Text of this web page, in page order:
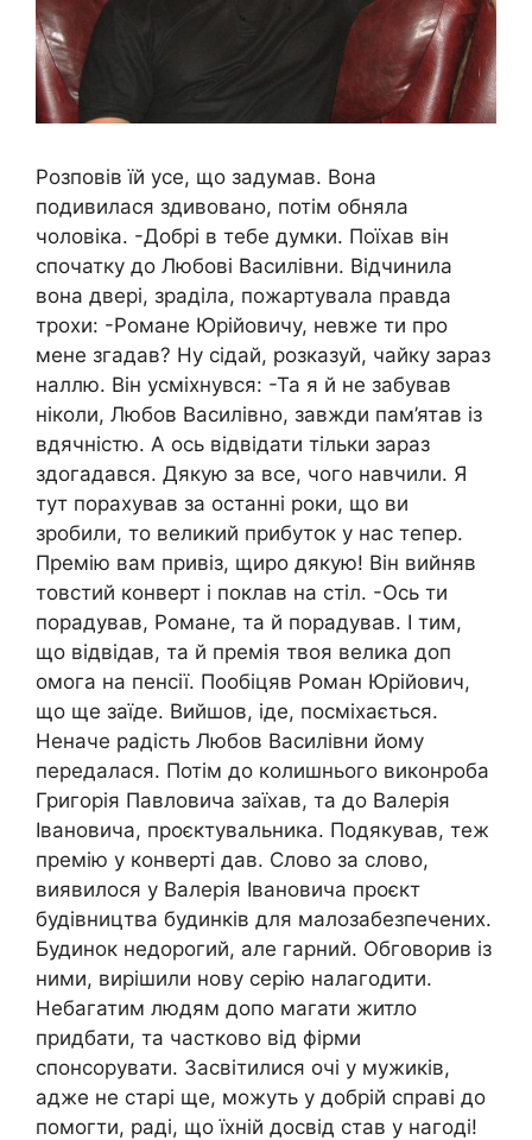
Розповів їй усе, що задумав. Вона
подивилася здивовано, потім обняла
чоловіка. -Добрі в тебе думки. Поїхав він
спочатку до Любові Василівни. Відчинила
вона двері, зраділа, пожартувала правда
трохи: -Романе Юрійовичу, невже ти про
мене згадав? Ну сідай, розказуй, ​​чайку зараз
наллю. Він усміхнувся: -Та я й не забував
ніколи, Любов Василівно, завжди пам’ятав із
вдячністю. А ось відвідати тільки зараз
здогадався. Дякую за все, чого навчили. Я
тут порахував за останні роки, що ви
зробили, то великий прибуток у нас тепер.
Премію вам привіз, щиро дякую! Він вийняв
товстий конверт і поклав на стіл. -Ось ти
порадував, Романе, та й порадував. І тим,
що відвідав, та й премія твоя велика доп
омога на пенсії. Пообіцяв Роман Юрійович,
що ще заїде. Вийшов, іде, посміхається.
Неначе радість Любов Василівни йому
передалася. Потім до колишнього виконроба
Григорія Павловича заїхав, та до Валерія
Івановича, проєктувальника. Подякував, теж
премію у конверті дав. Слово за слово,
виявилося у Валерія Івановича проєкт
будівництва будинків для малозабезпечених.
Будинок недорогий, але гарний. Обговорив із
ними, вирішили нову серію налагодити.
Небагатим людям допо магати житло
придбати, та частково від фірми
спонсорувати. Засвітилися очі у мужиків,
адже не старі ще, можуть у добрій справі до
помогти, раді, що їхній досвід став у нагоді!